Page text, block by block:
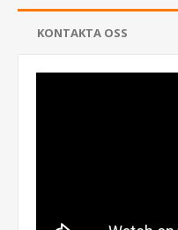
KONTAKTA OSS